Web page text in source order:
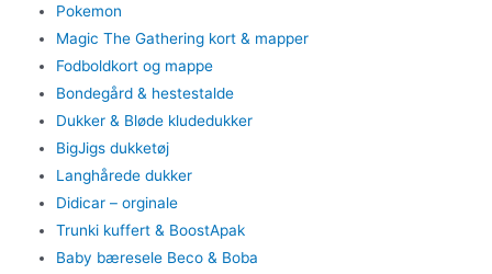
Pokemon
Magic The Gathering kort & mapper
Fodboldkort og mappe
Bondegård & hestestalde
Dukker & Bløde kludedukker
BigJigs dukketøj
Langhårede dukker
Didicar – orginale
Trunki kuffert & BoostApak
Baby bæresele Beco & Boba